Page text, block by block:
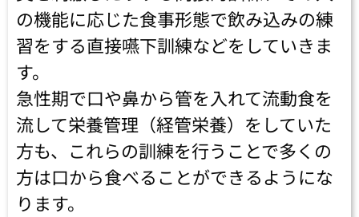
の機能に応じた食事形態で飲み込みの練
習をする直接嚥下訓練などをしていきま
す。
急性期で口や鼻から管を入れて流動食を
流して栄養管理（経管栄養）をしていた
方も、これらの訓練を行うことで多くの
方は口から食べることができるようにな
ります。